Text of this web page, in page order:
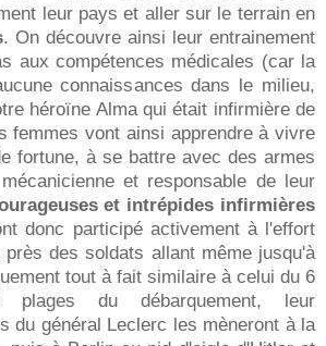
leur pays et aller sur le terrain en
. On découvre ainsi leur entrainement
aux compétences médicales (car la
connaissances dans le milieu,
héroïne Alma qui était infirmière de
femmes vont ainsi apprendre à vivre
fortune, à se battre avec des armes
et responsable de leur
et intrépides infirmières
donc participé activement à l'effort
des soldats allant même jusqu'à
tout à fait similaire à celui du 6
du débarquement, leur
du général Leclerc les mèneront à la